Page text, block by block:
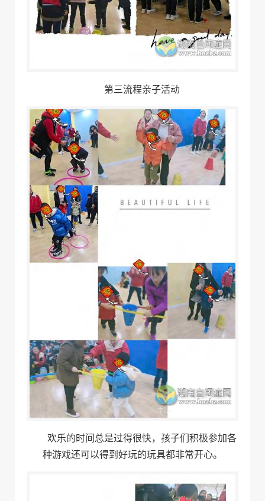
第三流程亲子活动
欢乐的时间总是过得很快，孩子们积极参加各
种游戏还可以得到好玩的玩具都非常开心。